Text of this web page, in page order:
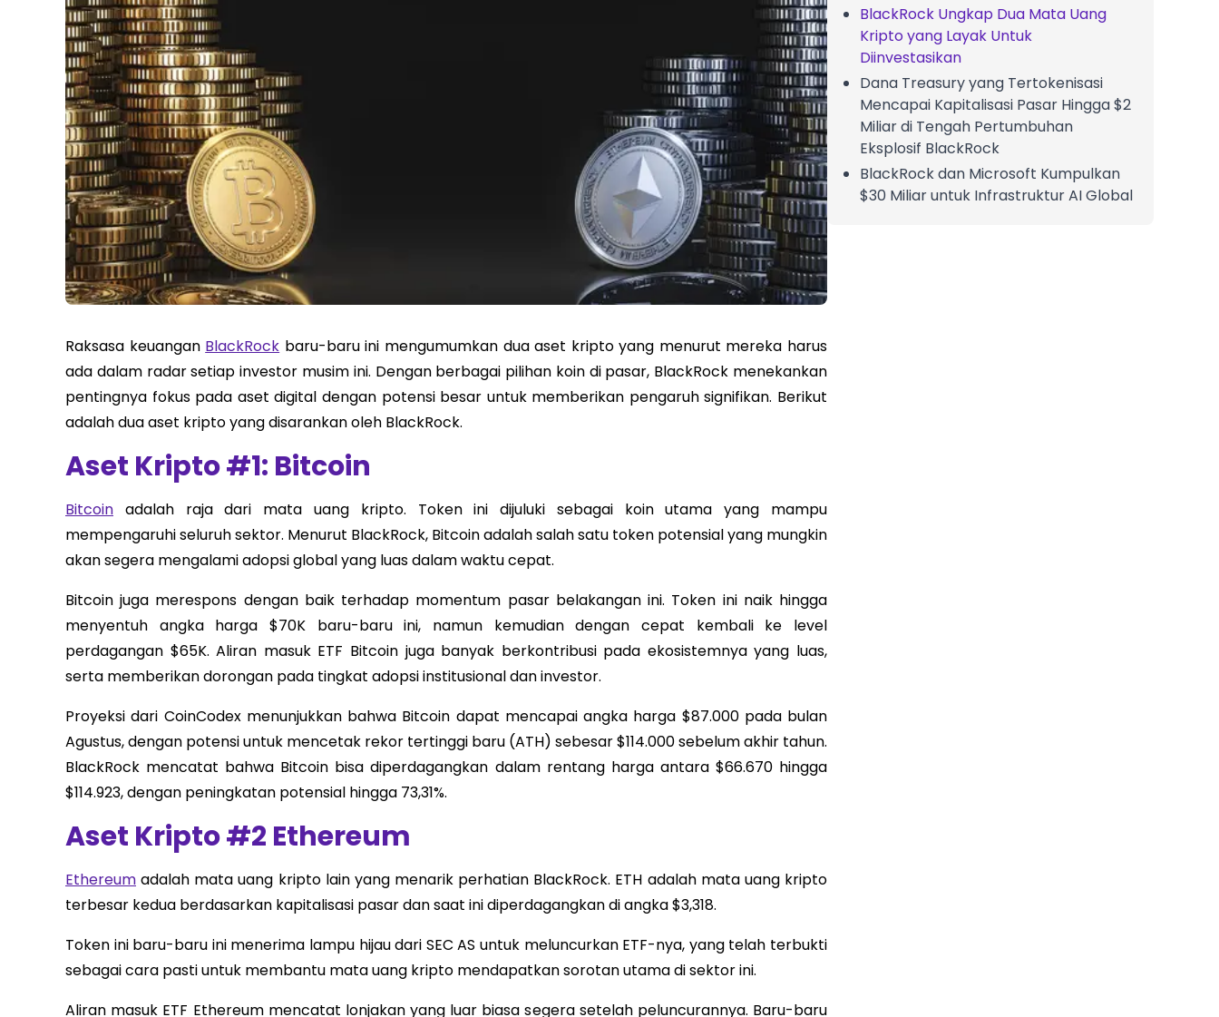
Raksasa keuangan BlackRock baru-baru ini mengumumkan dua aset kripto yang menurut mereka harus
ada dalam radar setiap investor musim ini. Dengan berbagai pilihan koin di pasar, BlackRock menekankan
pentingnya fokus pada aset digital dengan potensi besar untuk memberikan pengaruh signifikan. Berikut
adalah dua aset kripto yang disarankan oleh BlackRock.
Aset Kripto #1: Bitcoin
Bitcoin adalah raja dari mata uang kripto. Token ini dijuluki sebagai koin utama yang mampu
mempengaruhi seluruh sektor. Menurut BlackRock, Bitcoin adalah salah satu token potensial yang mungkin
akan segera mengalami adopsi global yang luas dalam waktu cepat.
Bitcoin juga merespons dengan baik terhadap momentum pasar belakangan ini. Token ini naik hingga
menyentuh angka harga $70K baru-baru ini, namun kemudian dengan cepat kembali ke level
perdagangan $65K. Aliran masuk ETF Bitcoin juga banyak berkontribusi pada ekosistemnya yang luas,
serta memberikan dorongan pada tingkat adopsi institusional dan investor.
Proyeksi dari CoinCodex menunjukkan bahwa Bitcoin dapat mencapai angka harga $87.000 pada bulan
Agustus, dengan potensi untuk mencetak rekor tertinggi baru (ATH) sebesar $114.000 sebelum akhir tahun.
BlackRock mencatat bahwa Bitcoin bisa diperdagangkan dalam rentang harga antara $66.670 hingga
$114.923, dengan peningkatan potensial hingga 73,31%.
Aset Kripto #2 Ethereum
Ethereum adalah mata uang kripto lain yang menarik perhatian BlackRock. ETH adalah mata uang kripto
terbesar kedua berdasarkan kapitalisasi pasar dan saat ini diperdagangkan di angka $3,318.
Token ini baru-baru ini menerima lampu hijau dari SEC AS untuk meluncurkan ETF-nya, yang telah terbukti
sebagai cara pasti untuk membantu mata uang kripto mendapatkan sorotan utama di sektor ini.
Aliran masuk ETF Ethereum mencatat lonjakan yang luar biasa segera setelah peluncurannya. Baru-baru
BlackRock Ungkap Dua Mata Uang
Kripto yang Layak Untuk
Diinvestasikan
Dana Treasury yang Tertokenisasi
Mencapai Kapitalisasi Pasar Hingga $2
Miliar di Tengah Pertumbuhan
Eksplosif BlackRock
BlackRock dan Microsoft Kumpulkan
$30 Miliar untuk Infrastruktur AI Global